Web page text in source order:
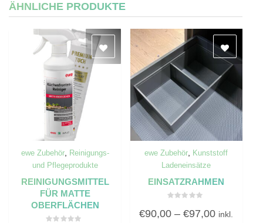
ÄHNLICHE PRODUKTE
ewe Zubehör, Reinigungs-
und Pflegeprodukte
REINIGUNGSMITTEL
FÜR MATTE
OBERFLÄCHEN
ewe Zubehör, Kunststoff
Ladeneinsätze
EINSATZRAHMEN
mit
€90,00 –€97,00 inkl.